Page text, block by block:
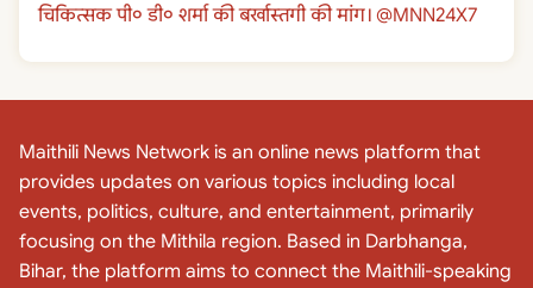
चिकित्सक पी० डी० शर्मा की बर्खास्तगी की मांग। @MNN24X7
Maithili News Network is an online news platform that
provides updates on various topics including local
events, politics, culture, and entertainment, primarily
focusing on the Mithila region. Based in Darbhanga,
Bihar, the platform aims to connect the Maithili-speaking